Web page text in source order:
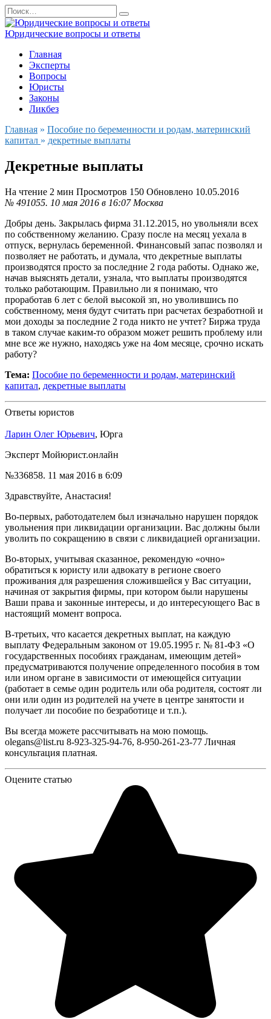
Перейти
к
содержанию
Search
for:
Юридические вопросы и ответы
Главная
Эксперты
Вопросы
Юристы
Законы
Ликбез
Главная » Пособие по беременности и родам, материнский
капитал » декретные выплаты
Декретные выплаты
На чтение 2 мин Просмотров 150 Обновлено 10.05.2016
№ 491055. 10 мая 2016 в 16:07 Москва
Добры день. Закрылась фирма 31.12.2015, но увольняли всех
по собственному желанию. Сразу после на месяц уехала в
отпуск, вернулась беременной. Финансовый запас позволял и
позволяет не работать, и думала, что декретные выплаты
производятся просто за последние 2 года работы. Однако же,
начав выяснять детали, узнала, что выплаты производятся
только работающим. Правильно ли я понимаю, что
проработав 6 лет с белой высокой зп, но уволившись по
собственному, меня будут считать при расчетах безработной и
мои доходы за последние 2 года никто не учтет? Биржа труда
в таком случае каким-то образом может решить проблему или
мне все же нужно, находясь уже на 4ом месяце, срочно искать
работу?
Тема: Пособие по беременности и родам, материнский
капитал, декретные выплаты
Ответы юристов
Ларин Олег Юрьевич, Юрга
Эксперт Мойюрист.онлайн
№336858. 11 мая 2016 в 6:09
Здравствуйте, Анастасия!
Во-первых, работодателем был изначально нарушен порядок
увольнения при ликвидации организации. Вас должны были
уволить по сокращению в связи с ликвидацией организации.
Во-вторых, учитывая сказанное, рекомендую «очно»
обратиться к юристу или адвокату в регионе своего
проживания для разрешения сложившейся у Вас ситуации,
начиная от закрытия фирмы, при котором были нарушены
Ваши права и законные интересы, и до интересующего Вас в
настоящий момент вопроса.
В-третьих, что касается декретных выплат, на каждую
выплату Федеральным законом от 19.05.1995 г. № 81-ФЗ «О
государственных пособиях гражданам, имеющим детей»
предусматриваются получение определенного пособия в том
или ином органе в зависимости от имеющейся ситуации
(работает в семье один родитель или оба родителя, состоят ли
они или один из родителей на учете в центре занятости и
получает ли пособие по безработице и т.п.).
Вы всегда можете рассчитывать на мою помощь.
olegans@list.ru 8-923-325-94-76, 8-950-261-23-77 Личная
консультация платная.
Оцените статью